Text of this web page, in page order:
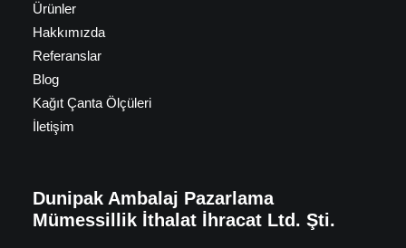
Ürünler
Hakkımızda
Referanslar
Blog
Kağıt Çanta Ölçüleri
İletişim
Dunipak Ambalaj Pazarlama
Mümessillik İthalat İhracat Ltd. Şti.